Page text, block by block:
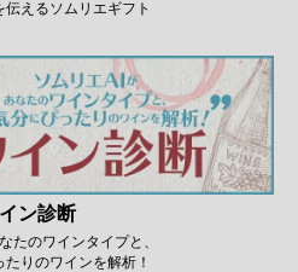
えるソムリエギフト
ン診断
たのワインタイプと、
りのワインを解析！